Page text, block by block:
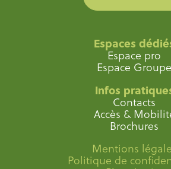
Espaces
Espace pro
Espace Groupe
Infos
Contacts
Accès &
Brochures
Mentions
Politique de